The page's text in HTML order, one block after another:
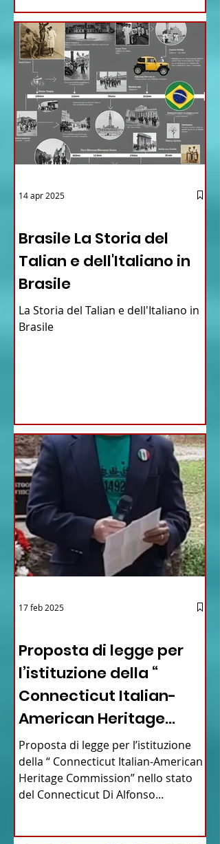
Brasile La Storia del
Talian e dell'Italiano in
Brasile
La Storia del Talian e dell'Italiano in
Brasile
14 apr 2025
Proposta di legge per
l’istituzione della “
Connecticut Italian-
American Heritage
Commission” nello stato
del Connecticut
Proposta di legge per l’istituzione
della “ Connecticut Italian-American
Heritage Commission” nello stato
del Connecticut Di Alfonso...
17 feb 2025